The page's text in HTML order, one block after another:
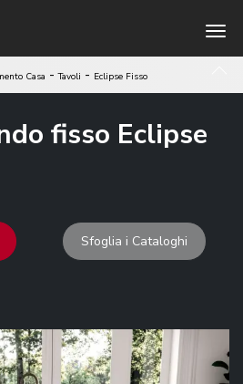
Casa -Tavoli - Eclipse Fisso
fisso Eclipse
Sfoglia i Cataloghi